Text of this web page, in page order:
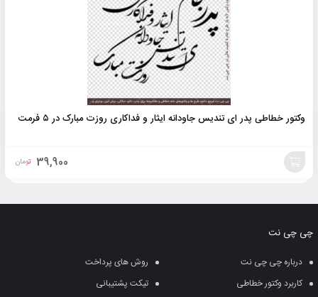
وکتور خطاطی پدر ای تندیس جاودانه ایثار و فداکاری روزت مبارک در ۵ فرمت
39,900 تومان
سبد
چی چی نت
درباره چی چی نت
روش های پرداخت
کاربرد وکتور خطاطی
تیکت پشتیبانی